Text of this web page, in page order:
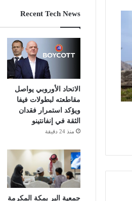
Recent Tech News
الاتحاد الأوروبي يواصل
مقاطعته لبطولات فيفا
ويؤكد استمرار فقدان
الثقة في إنفانتينو
منذ 24 دقيقة
جمعية البر بمكة المكرمة